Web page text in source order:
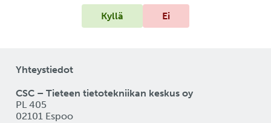
Kyllä
Ei
Yhteystiedot
CSC – Tieteen tietotekniikan keskus oy
PL 405
02101 Espoo